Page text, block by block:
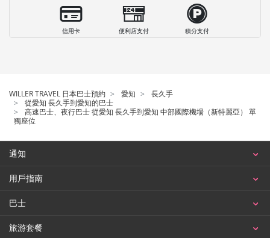
信用卡 便利店支付 積分支付
WILLER TRAVEL 日本巴士預約 愛知
長久手
從愛知 長久手到愛知的巴士
高速巴士、夜行巴士 從愛知 長久手到愛知 中部國際機場（新特麗亞） 單
獨座位
通知
用戶指南
巴士
旅游套餐